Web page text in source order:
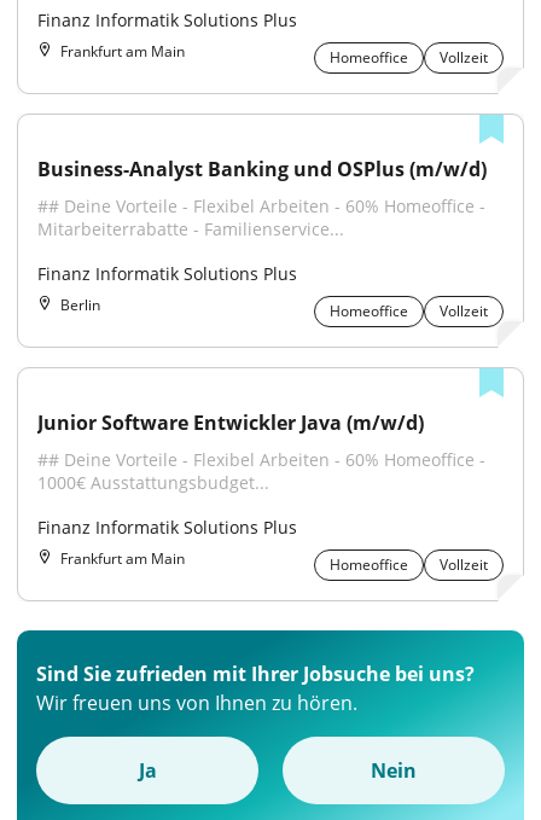
Finanz Informatik Solutions Plus
Frankfurt am Main Homeoffice Vollzeit
Business-Analyst Banking und OSPlus (m/w/d)
## Deine Vorteile - Flexibel Arbeiten - 60% Homeoffice -
Mitarbeiterrabatte - Familienservice...
Finanz Informatik Solutions Plus
Berlin Homeoffice Vollzeit
Junior Software Entwickler Java (m/w/d)
## Deine Vorteile - Flexibel Arbeiten - 60% Homeoffice -
1000€ Ausstattungsbudget...
Finanz Informatik Solutions Plus
Frankfurt am Main Homeoffice Vollzeit
Sind Sie zufrieden mit Ihrer Jobsuche bei uns?
Wir freuen uns von Ihnen zu hören.
Ja Nein